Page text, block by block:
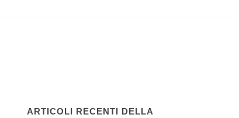
ARTICOLI RECENTI DELLA